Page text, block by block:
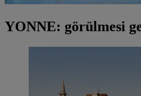
YONNE: görülmesi